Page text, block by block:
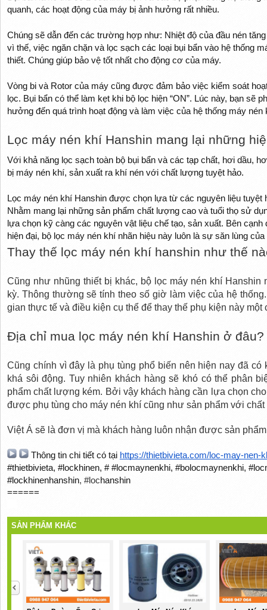
quanh, các hoạt động của máy bị ảnh hưởng rất nhiều.
Chúng sẽ dẫn đến các trường hợp như: Nhiệt độ của đầu nén
vì thế, việc ngăn chặn và lọc sạch các loại bụi bẩn vào hệ thống
thiết. Chúng giúp bảo vệ tốt nhất cho động cơ của máy.
Vòng bi và Rotor của máy cũng được đảm bảo việc kiểm soát
lọc. Bụi bẩn có thể làm kẹt khi bộ lọc hiện “ON”. Lúc này, bạn sẽ
hưởng đến quá trình hoạt động và làm việc của hệ thống máy nén
Lọc máy nén khí Hanshin mang lại những
Với khả năng lọc sạch toàn bộ bụi bẩn và các tạp chất, hơi dầu,
bị máy nén khí, sản xuất ra khí nén với chất lượng tuyệt hảo.
Lọc máy nén khí Hanshin được chọn lựa từ các nguyên liệu tuyệt
Nhằm mang lại những sản phẩm chất lượng cao và tuổi thọ sử
lựa chọn kỹ càng các nguyên vật liệu chế tạo, sản xuất. Bên
hiện đại, bộ lọc máy nén khí nhãn hiệu này luôn là sự săn lùng
Thay thế lọc máy nén khí hanshin như thế
Cũng như nhũng thiết bị khác, bộ lọc máy nén khí
kỳ. Thông thường sẽ tính theo số giờ làm việc của hệ
gian thực tế và điều kiện cụ thể để thay thế phụ kiện này một
Địa chỉ mua lọc máy nén khí Hanshin ở đâu?
Cũng chính vì đây là phụ tùng phổ biến nên hiện nay đã
khá sôi động. Tuy nhiên khách hàng sẽ khó có thể phân
phẩm chất lượng kém. Bởi vậy khách hàng cần lựa chọn
được phụ tùng cho máy nén khí cũng như sản phẩm với
Việt Á sẽ là đơn vị mà khách hàng luôn nhận được sản
Thông tin chi tiết có tại https://thietbivieta.com/loc-may-nen-
#thietbivieta, #lockhinen, # #locmaynenkhi, #bolocmaynenkhi,
#lockhinenhanshin, #lochanshin
======
SẢN PHẨM KHÁC